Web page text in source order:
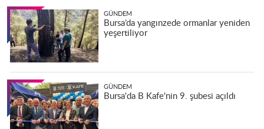
GÜNDEM
Bursa’da yangınzede ormanlar yeniden
yeşertiliyor
GÜNDEM
Bursa'da B Kafe'nin 9. şubesi açıldı